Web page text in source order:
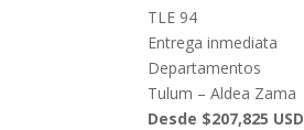
TLE 94
Entrega inmediata
Departamentos
Tulum – Aldea Zama
Desde $207,825 USD